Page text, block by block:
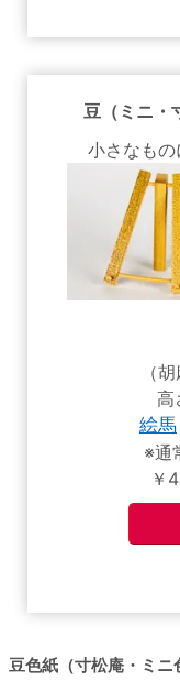
豆（ミニ・
小さなもの
（
高
絵馬
※通
￥
豆色紙（寸松庵・ミ